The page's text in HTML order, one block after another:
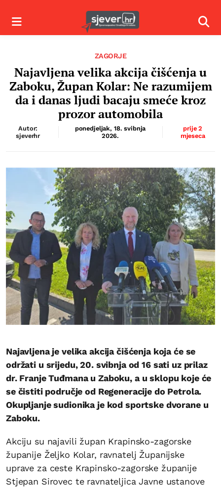
Izbornik
ZAGORJE
Najavljena velika akcija čišćenja u
Zaboku, Župan Kolar: Ne razumijem
da i danas ljudi bacaju smeće kroz
prozor automobila
Autor:
sjeverhr
ponedjeljak, 18. svibnja
2026.
prije 2
mjeseca
Najavljena je velika akcija čišćenja koja će se
održati u srijedu, 20. svibnja od 16 sati uz prilaz
dr. Franje Tuđmana u Zaboku, a u sklopu koje će
se čistiti područje od Regeneracije do Petrola.
Okupljanje sudionika je kod sportske dvorane u
Zaboku.
Akciju su najavili župan Krapinsko-zagorske
županije Željko Kolar, ravnatelj Županijske
uprave za ceste Krapinsko-zagorske županije
Stjepan Sirovec te ravnateljica Javne ustanove